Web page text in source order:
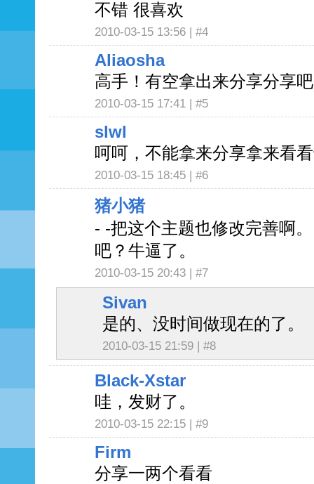
不错 很喜欢
2010-03-15 13:56 | #4
Aliaosha
高手！有空拿出来分享分享吧
2010-03-15 17:41 | #5
slwl
呵呵，不能拿来分享拿来看
2010-03-15 18:45 | #6
猪小猪
- -把这个主题也修改完善啊
吧？牛逼了。
2010-03-15 20:43 | #7
Sivan
是的、没时间做现在的了。
2010-03-15 21:59 | #8
Black-Xstar
哇，发财了。
2010-03-15 22:15 | #9
Firm
分享一两个看看